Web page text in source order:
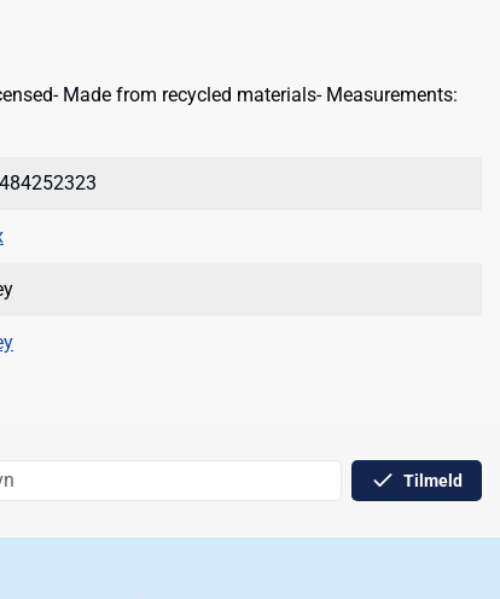
Made from recycled materials- Measurements:
Tilmeld